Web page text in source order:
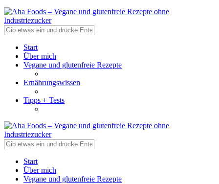
Start
Über mich
Vegane und glutenfreie Rezepte
Ernährungswissen
Tipps + Tests
Start
Über mich
Vegane und glutenfreie Rezepte